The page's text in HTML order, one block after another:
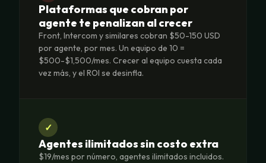
Plataformas que cobran por
agente te penalizan al crecer
Front, Intercom y similares cobran $50-150 USD
por agente, por mes. Un equipo de 10 =
$500-$1,500/mes. Crecer al equipo cuesta cada
vez más, y el ROI se desinfla.
✓
Agentes ilimitados sin costo extra
$19/mes por número, agentes ilimitados incluidos.